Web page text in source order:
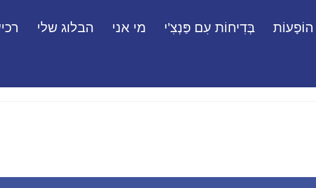
הוֹפָעוֹת בְּדִיחוֹת עִם פַּנְצִ'י מי אני הבלוג שלי